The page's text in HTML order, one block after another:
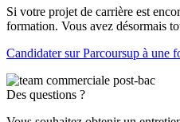
Si votre projet de carrière est
formation. Vous avez désormais
Candidater sur Parcoursup à une
Des questions ?